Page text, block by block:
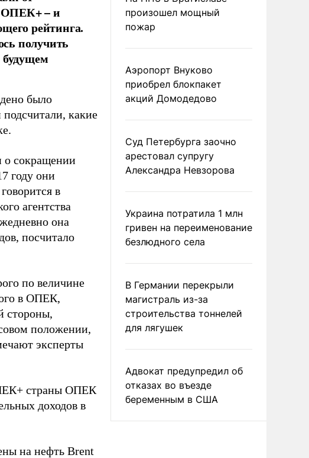
ОПЕК+ – и
рейтинга.
получить
будущем
было
какие
о сокращении
году они
в
агентства
она
посчитало
по величине
в ОПЕК,
стороны,
положении,
эксперты
страны ОПЕК
доходов в
на нефть Brent
произошел мощный
пожар
Аэропорт Внуково
приобрел блокпакет
акций Домодедово
Суд Петербурга заочно
арестовал супругу
Александра Невзорова
Украина потратила 1 млн
гривен на переименование
безлюдного села
В Германии перекрыли
магистраль из-за
строительства тоннелей
для лягушек
Адвокат предупредил об
отказах во въезде
беременным в США